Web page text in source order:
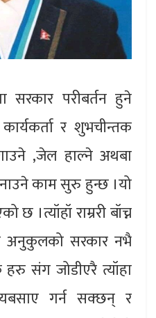
सरकार परीबर्तन हुने
कार्यकर्ता र शुभचीन्तक
,जेल हाल्ने अथबा
काम सुरु हुन्छ ।यो
छ ।त्यॉहॉ राम्ररी बॉच्न
अनुकुलको सरकार नभै
संग जोडीएरै त्यॉहा
गर्न सक्छन् र